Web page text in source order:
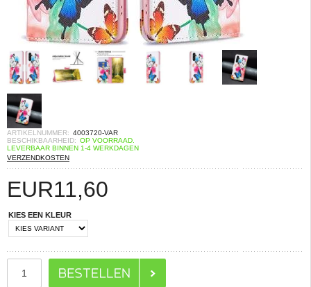
ARTIKELNUMMER: 4003720-VAR
BESCHIKBAARHEID: OP VOORRAAD.
LEVERBAAR BINNEN 1-4 WERKDAGEN
VERZENDKOSTEN
EUR11,60
KIES EEN KLEUR